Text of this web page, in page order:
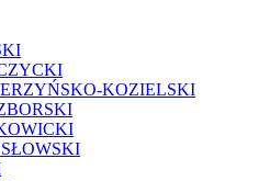
KOZIELSKI